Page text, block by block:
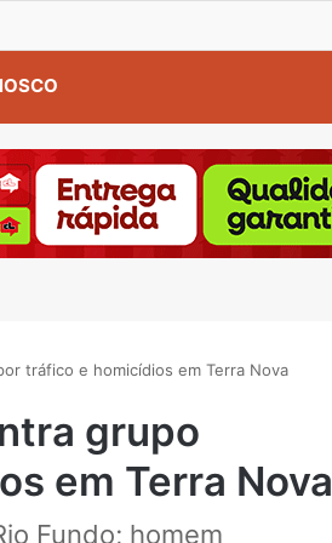
tráfico e homicídios em Terra Nova
grupo
em Terra Nova
Fundo; homem